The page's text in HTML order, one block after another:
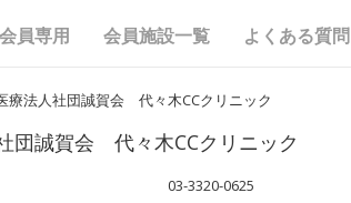
会員専用 会員施設一覧 よくある質問
療法人社団誠賀会 代々木CCクリニック
団誠賀会 代々木CCクリニック
03-3320-0625